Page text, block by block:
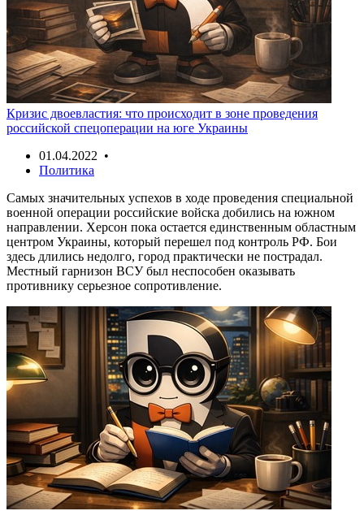
Кризис двоевластия: что происходит в зоне проведения
российской спецоперации на юге Украины
01.04.2022 •
Политика
Самых значительных успехов в ходе проведения специальной
военной операции российские войска добились на южном
направлении. Херсон пока остается единственным областным
центром Украины, который перешел под контроль РФ. Бои
здесь длились недолго, город практически не пострадал.
Местный гарнизон ВСУ был неспособен оказывать
противнику серьезное сопротивление.